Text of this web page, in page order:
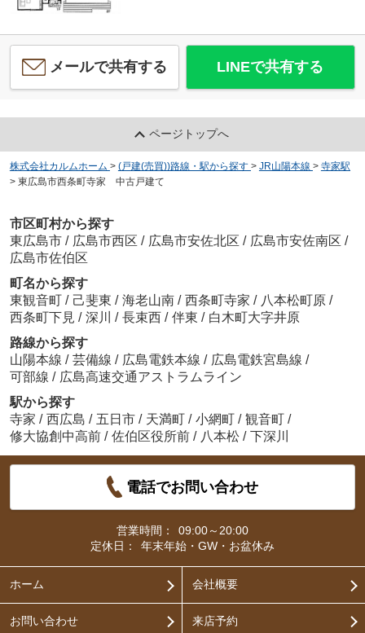
メールで共有する LINEで共有する
ページトップへ
株式会社カルムホーム > (戸建(売買))路線・駅から探す > JR山陽本線 > 寺家駅
> 東広島市西条町寺家 中古戸建て
市区町村から探す
東広島市 / 広島市西区 / 広島市安佐北区 / 広島市安佐南区 /
広島市佐伯区
町名から探す
東観音町 / 己斐東 / 海老山南 / 西条町寺家 / 八本松町原 /
西条町下見 / 深川 / 長束西 / 伴東 / 白木町大字井原
路線から探す
山陽本線 / 芸備線 / 広島電鉄本線 / 広島電鉄宮島線 /
可部線 / 広島高速交通アストラムライン
駅から探す
寺家 / 西広島 / 五日市 / 天満町 / 小網町 / 観音町 /
修大協創中高前 / 佐伯区役所前 / 八本松 / 下深川
電話でお問い合わせ
営業時間：
09:00～20:00
定休日：
年末年始・GW・お盆休み
ホーム 会社概要
お問い合わせ 来店予約